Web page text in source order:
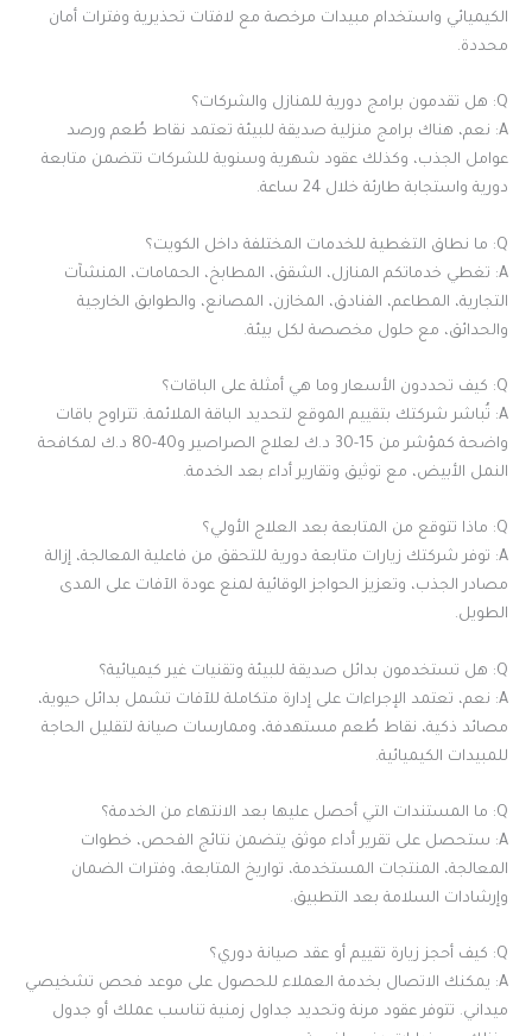
الكيميائي واستخدام مبيدات مرخصة مع لافتات تحذيرية وفترات أمان
محددة.
Q: هل تقدمون برامج دورية للمنازل والشركات؟
A: نعم، هناك برامج منزلية صديقة للبيئة تعتمد نقاط طُعم ورصد
عوامل الجذب، وكذلك عقود شهرية وسنوية للشركات تتضمن متابعة
دورية واستجابة طارئة خلال 24 ساعة.
Q: ما نطاق التغطية للخدمات المختلفة داخل الكويت؟
A: تغطي خدماتكم المنازل، الشقق، المطابخ، الحمامات، المنشآت
التجارية، المطاعم، الفنادق، المخازن، المصانع، والطوابق الخارجية
والحدائق، مع حلول مخصصة لكل بيئة.
Q: كيف تحددون الأسعار وما هي أمثلة على الباقات؟
A: تُباشر شركتك بتقييم الموقع لتحديد الباقة الملائمة. تتراوح باقات
واضحة كمؤشر من 15-30 د.ك لعلاج الصراصير و40-80 د.ك لمكافحة
النمل الأبيض، مع توثيق وتقارير أداء بعد الخدمة.
Q: ماذا تتوقع من المتابعة بعد العلاج الأولي؟
A: توفر شركتك زيارات متابعة دورية للتحقق من فاعلية المعالجة، إزالة
مصادر الجذب، وتعزيز الحواجز الوقائية لمنع عودة الآفات على المدى
الطويل.
Q: هل تستخدمون بدائل صديقة للبيئة وتقنيات غير كيميائية؟
A: نعم، تعتمد الإجراءات على إدارة متكاملة للآفات تشمل بدائل حيوية،
مصائد ذكية، نقاط طُعم مستهدفة، وممارسات صيانة لتقليل الحاجة
للمبيدات الكيميائية.
Q: ما المستندات التي أحصل عليها بعد الانتهاء من الخدمة؟
A: ستحصل على تقرير أداء موثق يتضمن نتائج الفحص، خطوات
المعالجة، المنتجات المستخدمة، تواريخ المتابعة، وفترات الضمان
وإرشادات السلامة بعد التطبيق.
Q: كيف أحجز زيارة تقييم أو عقد صيانة دوري؟
A: يمكنك الاتصال بخدمة العملاء للحصول على موعد فحص تشخيصي
ميداني. تتوفر عقود مرنة وتحديد جداول زمنية تناسب عملك أو جدول